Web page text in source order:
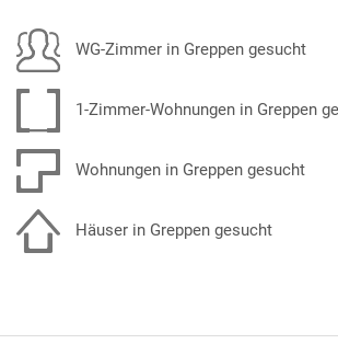
WG-Zimmer in Greppen gesucht
1-Zimmer-Wohnungen in Greppen
Wohnungen in Greppen gesucht
Häuser in Greppen gesucht